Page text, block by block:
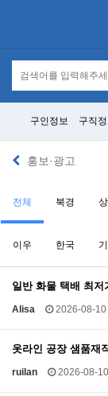
구인정보 구직
홍보·광고
전체 북경
이우 한국
일반 화물 택배 최저
Alisa 2026-08-10
옷라인 공장 샘품재
ruilan 2026-08-10